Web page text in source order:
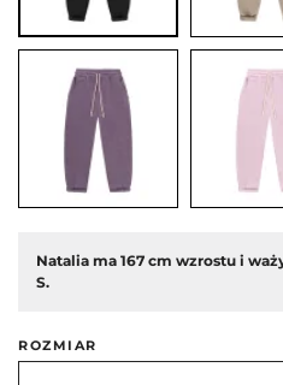
Natalia ma 167 cm wzrostu i
S.
ROZMIAR